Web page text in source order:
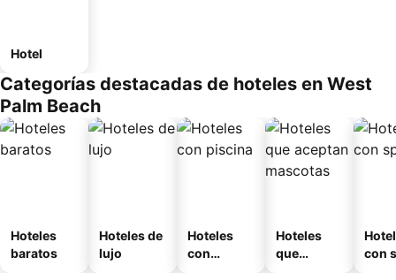
Hotel
Categorías destacadas de hoteles en West
Palm Beach
Hoteles
baratos
Hoteles de
lujo
Hoteles
con
Hoteles
que
con